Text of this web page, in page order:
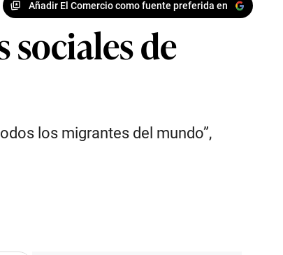
Añadir El Comercio como fuente preferida en
sociales de
los migrantes del mundo”,